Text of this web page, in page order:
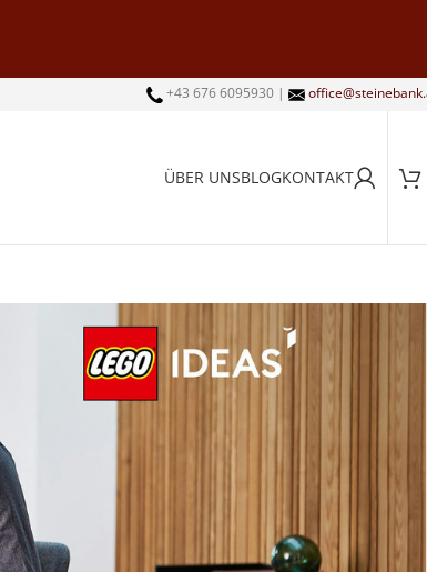
+43 676 6095930 |
ÜBER UNSBLOGKONTAKT